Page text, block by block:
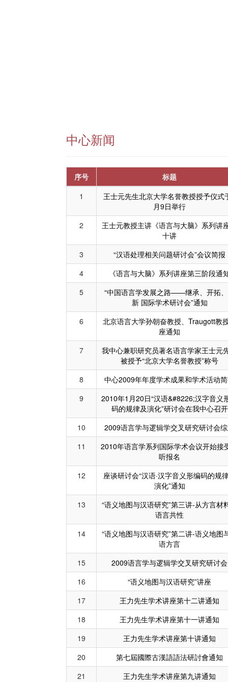
中心新闻
序号
标题
1
王士元先生北京大学名誉教授授予仪式
月9日举行
2
王士元教授主讲《语言与大脑》系列讲
十讲
3
“汉语处理相关问题研讨会”会议简报
4
《语言与大脑》系列讲座第三阶段通
5
“中国语言学发展之路——继承、开拓
新 国际学术研讨会”通知
6
北京语言大学孙朝奋教授、Traugott教
座通知
7
我中心兼职研究员著名语言学家王士元
被授予“北京大学名誉教授”称号
8
中心2009年年度学术成果和学术活动
9
2010年1月20日“汉语&#8226;汉字音义
码的规律及演化”研讨会在我中心召开
10
2009语言学与逻辑学交叉研究研讨会
11
2010年语言学系列国际学术会议开始接
听报名
12
座谈研讨会“汉语·汉字音义形编码的规
演化”通知
13
“语义地图与汉语研究”第三讲-从方言材
语言共性
14
“语义地图与汉语研究”第二讲-语义地图
语方言
15
2009语言学与逻辑学交叉研究研讨会
16
“语义地图与汉语研究”讲座
17
王力先生学术讲座第十二讲通知
18
王力先生学术讲座第十一讲通知
19
王力先生学术讲座第十讲通知
20
第七屆國際古漢語語法研討會通知
21
王力先生学术讲座第九讲通知